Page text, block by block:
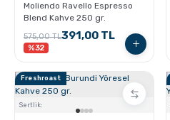
Sporcu Kahveleri
Moliendo Ravello Espresso
Blend Kahve 250 gr.
575,00 TL391,00 TL
%32
Freshroast
Sertlik: